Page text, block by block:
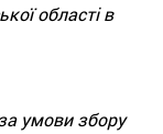
області в
умови збору